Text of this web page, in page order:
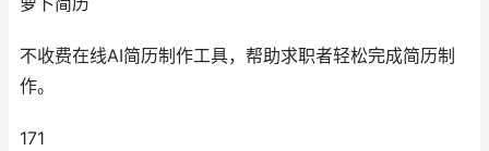
不收费在线AI简历制作工具，帮助求职者轻松完成简历制
作。
171